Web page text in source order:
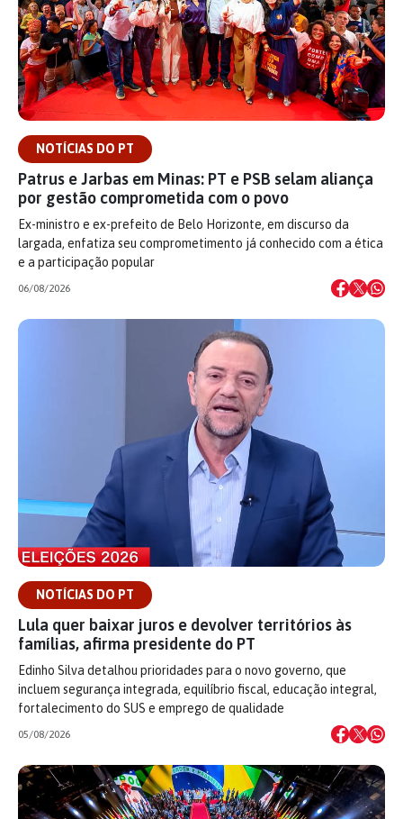
NOTÍCIAS DO PT
Patrus e Jarbas em Minas: PT e PSB selam aliança
por gestão comprometida com o povo
Ex-ministro e ex-prefeito de Belo Horizonte, em discurso da
largada, enfatiza seu comprometimento já conhecido com a ética
e a participação popular
06/08/2026
NOTÍCIAS DO PT
Lula quer baixar juros e devolver territórios às
famílias, afirma presidente do PT
Edinho Silva detalhou prioridades para o novo governo, que
incluem segurança integrada, equilíbrio fiscal, educação integral,
fortalecimento do SUS e emprego de qualidade
05/08/2026